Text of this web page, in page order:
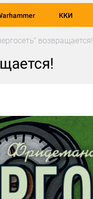
ККИ
возвращается!